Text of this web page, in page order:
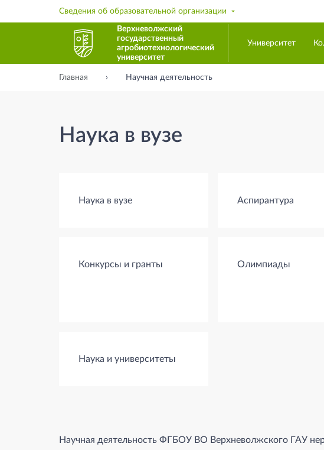
Сведения об образовательной организации
Верхневолжский
государственный
агробиотехнологический
университет
Университет
Главная Научная деятельность
Наука в вузе
Наука в вузе Аспирантура
Конкурсы и гранты Олимпиады
Наука и университеты
Научная деятельность ФГБОУ ВО Верхневолжского ГАУ